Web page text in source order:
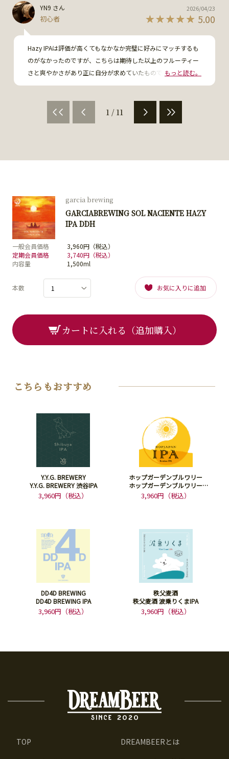
YN9 さん
初心者 5.00
2026/04/23
Hazy IPAは評価が高くてもなかなか完璧に好みにマッチするも
のがなかったのですが、こちらは期待した以上のフルーティー
さと爽やかさがあり正に自分が求めていたものでした。美味し
かったです。
もっと読む。
1 / 11
garcia brewing
GARCIABREWING SOL NACIENTE HAZY
IPA DDH
一般会員価格
3,960円（税込）
定期会員価格
3,740円（税込）
内容量
1,500ml
本数 お気に入りに追加
カートに入れる（追加購入）
こちらもおすすめ
Y.Y.G. BREWERY
Y.Y.G. BREWERY 渋谷IPA
3,960円（税込）
ホップガーデンブルワリー
ホップガーデンブルワリー
HOPJAPAN IPA
3,960円（税込）
DD4D BREWING
DD4D BREWING IPA
3,960円（税込）
秩父麦酒
秩父麦酒 波乗りくまIPA
3,960円（税込）
TOP DREAMBEERとは